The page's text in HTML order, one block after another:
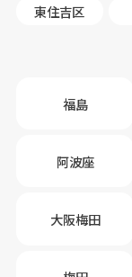
東住吉区
福島
阿波座
大阪梅田